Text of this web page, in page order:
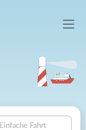
Einfache Fahrt